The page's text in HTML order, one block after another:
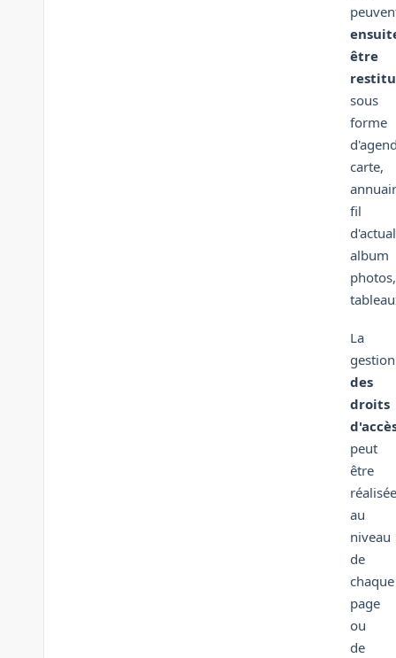
être
sous
forme
carte,
fil
album
photos,
La
gestion
des
droits
peut
être
réalisée
au
niveau
de
chaque
page
ou
de